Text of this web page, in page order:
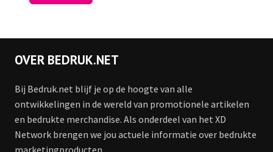
OVER BEDRUK.NET
Bij Bedruk.net blijf je op de hoogte van alle
ontwikkelingen in de wereld van promotionele artikelen
en bedrukte merchandise. Als onderdeel van het XD
Network brengen we jou actuele informatie over bedrukte